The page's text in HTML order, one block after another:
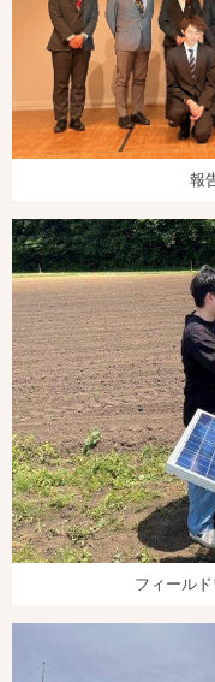
報
フィール